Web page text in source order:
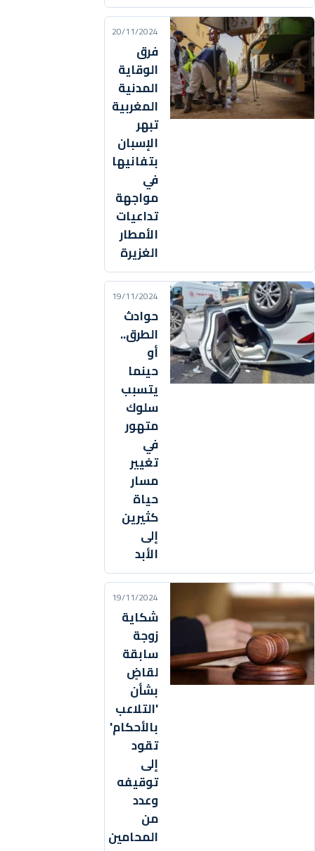
20/11/2024
فرق
الوقاية
المدنية
المغربية
تبهر
الإسبان
بتفانيها
في
مواجهة
تداعيات
الأمطار
الغزيرة
19/11/2024
حوادث
الطرق..
أو
حينما
يتسبب
سلوك
متهور
في
تغيير
مسار
حياة
كثيرين
إلى
الأبد
19/11/2024
شكاية
زوجة
سابقة
لقاضٍ
بشأن
'التلاعب
بالأحكام'
تقود
إلى
توقيفه
وعدد
من
المحامين